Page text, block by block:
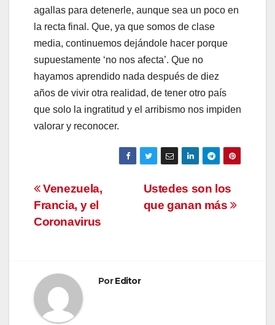
agallas para detenerle, aunque sea un poco en
la recta final. Que, ya que somos de clase
media, continuemos dejándole hacer porque
supuestamente ‘no nos afecta’. Que no
hayamos aprendido nada después de diez
años de vivir otra realidad, de tener otro país
que solo la ingratitud y el arribismo nos impiden
valorar y reconocer.
Navegación
de
Ustedes son los
que ganan más
Venezuela,
Francia, y el
Coronavirus
PorEditor